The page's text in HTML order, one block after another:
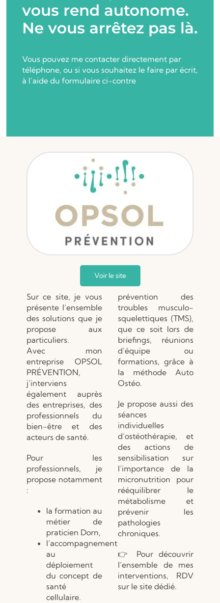
vous rend autonome.
Ne vous arrêtez pas là.
Vous pouvez me contacter directement par
téléphone, ou si vous souhaitez le faire par écrit,
à l’aide du formulaire ci-contre
Voir le site
Sur ce site, je vous
présente l’ensemble
des solutions que je
propose aux
particuliers.
Avec mon
entreprise OPSOL
PRÉVENTION,
j’interviens
également auprès
des entreprises, des
professionnels du
bien-être et des
acteurs de santé.
Pour les
professionnels, je
propose notamment
:
la formation au
métier de
praticien Dorn,
l’accompagnement
au
déploiement
du concept de
santé
cellulaire.
prévention des
troubles musculo-
squelettiques (TMS),
que ce soit lors de
briefings, réunions
d’équipe ou
formations, grâce à
la méthode Auto
Ostéo.
Je propose aussi des
séances
individuelles
d’ostéothérapie, et
des actions de
sensibilisation sur
l’importance de la
micronutrition pour
rééquilibrer le
métabolisme et
prévenir les
pathologies
chroniques.
👉 Pour découvrir
l’ensemble de mes
interventions, RDV
sur le site dédié.